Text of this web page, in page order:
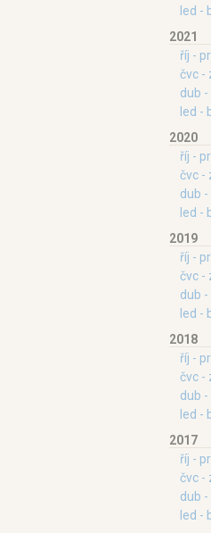
led -
2021
říj -
čvc -
dub -
led -
2020
říj -
čvc -
dub -
led -
2019
říj -
čvc -
dub -
led -
2018
říj -
čvc -
dub -
led -
2017
říj -
čvc -
dub -
led -